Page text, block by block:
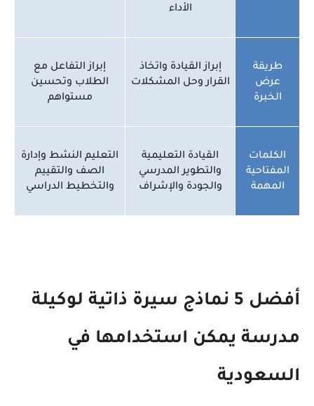
الأداء
طريقة
عرض
الخبرة
إبراز القيادة واتخاذ
القرار وحل المشكلات
إبراز التفاعل مع
الطلاب وتحسين
مستواهم
الكلمات
المفتاحية
المهمة
القيادة التعليمية
والتطوير المدرسي
والجودة والإشراف
التعليم النشط وإدارة
الصف والتقييم
والتخطيط الدراسي
أفضل 5 نماذج سيرة ذاتية لوكيلة
مدرسة يمكن استخدامها في
السعودية